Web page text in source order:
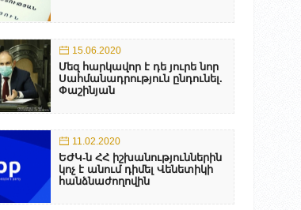
15.06.2020
Մեզ հարկավոր է դե յուրե նոր
Սահմանադրություն ընդունել.
Փաշինյան
11.02.2020
ԵԺԿ-ն ՀՀ իշխանություններին
կոչ է անում դիմել Վենետիկի
հանձնաժողովին